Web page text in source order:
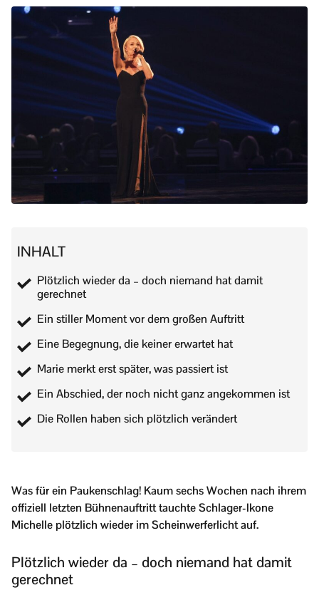
INHALT
Plötzlich wieder da – doch niemand hat damit
gerechnet
Ein stiller Moment vor dem großen Auftritt
Eine Begegnung, die keiner erwartet hat
Marie merkt erst später, was passiert ist
Ein Abschied, der noch nicht ganz angekommen ist
Die Rollen haben sich plötzlich verändert
Was für ein Paukenschlag! Kaum sechs Wochen nach ihrem
offiziell letzten Bühnenauftritt tauchte Schlager-Ikone
Michelle plötzlich wieder im Scheinwerferlicht auf.
Plötzlich wieder da – doch niemand hat damit
gerechnet